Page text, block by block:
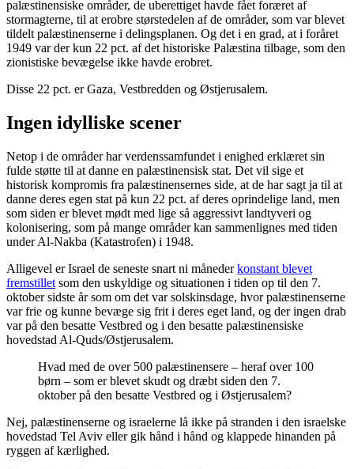
palæstinensiske områder, de uberettiget havde fået foræret af
stormagterne, til at erobre størstedelen af de områder, som var blevet
tildelt palæstinenserne i delingsplanen. Og det i en grad, at i foråret
1949 var der kun 22 pct. af det historiske Palæstina tilbage, som den
zionistiske bevægelse ikke havde erobret.
Disse 22 pct. er Gaza, Vestbredden og Østjerusalem.
Ingen idylliske scener
Netop i de områder har verdenssamfundet i enighed erklæret sin
fulde støtte til at danne en palæstinensisk stat. Det vil sige et
historisk kompromis fra palæstinensernes side, at de har sagt ja til at
danne deres egen stat på kun 22 pct. af deres oprindelige land, men
som siden er blevet mødt med lige så aggressivt landtyveri og
kolonisering, som på mange områder kan sammenlignes med tiden
under Al-Nakba (Katastrofen) i 1948.
Alligevel er Israel de seneste snart ni månederkonstant blevet
fremstillet som den uskyldige og situationen i tiden op til den 7.
oktober sidste år som om det var solskinsdage, hvor palæstinenserne
var frie og kunne bevæge sig frit i deres eget land, og der ingen drab
var på den besatte Vestbred og i den besatte palæstinensiske
hovedstad Al-Quds/Østjerusalem.
Hvad med de over 500 palæstinensere – heraf over 100
børn – som er blevet skudt og dræbt siden den 7.
oktober på den besatte Vestbred og i Østjerusalem?
Nej, palæstinenserne og israelerne lå ikke på stranden i den israelske
hovedstad Tel Aviv eller gik hånd i hånd og klappede hinanden på
ryggen af kærlighed.